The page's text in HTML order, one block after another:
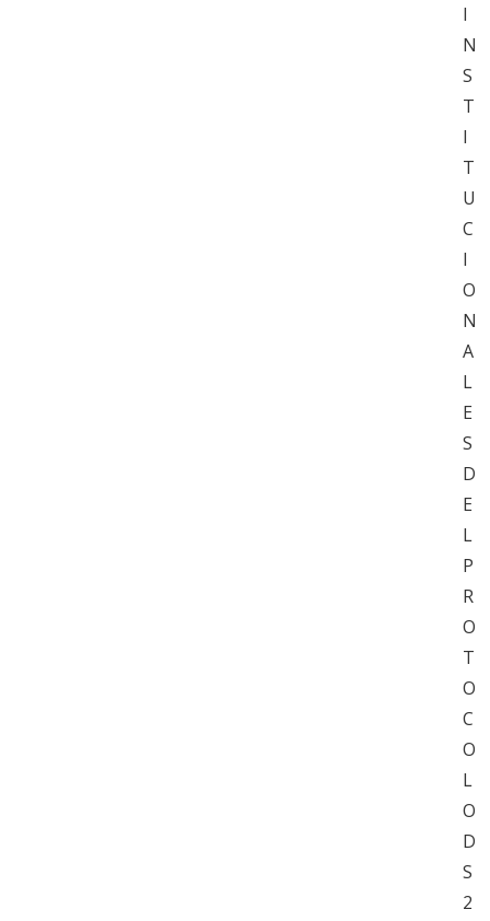
I
N
S
T
I
T
U
C
I
O
N
A
L
E
S
D
E
L
P
R
O
T
O
C
O
L
O
D
S
2